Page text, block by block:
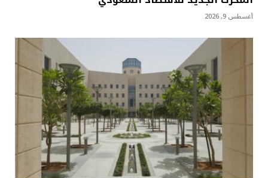
أغسطس 9, 2026